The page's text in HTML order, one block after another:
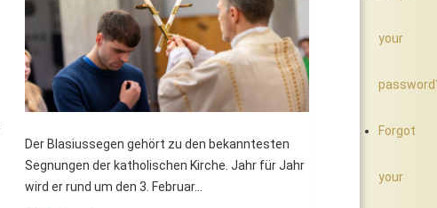
your
Forgot
your
Der Blasiussegen gehört zu den bekanntesten
Segnungen der katholischen Kirche. Jahr für Jahr
wird er rund um den 3. Februar...